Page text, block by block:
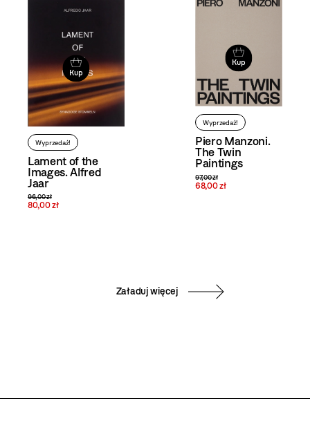
Kup
Wyprzedaż!
Lament of the
Images. Alfred
Jaar
96,00 zł
80,00 zł
Kup
Wyprzedaż!
Piero Manzoni.
The Twin
Paintings
97,00 zł
68,00 zł
Załaduj więcej